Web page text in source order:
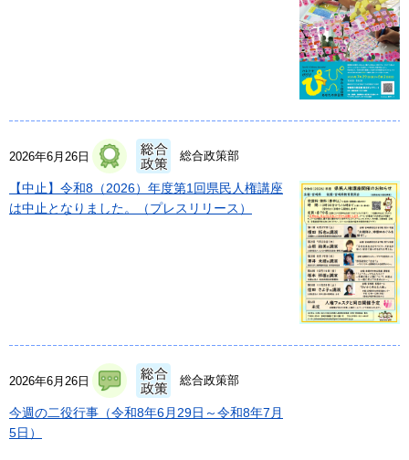
2026年6月26日 総合政策部
【中止】令和8（2026）年度第1回県民人権講座
は中止となりました。（プレスリリース）
2026年6月26日 総合政策部
今週の二役行事（令和8年6月29日～令和8年7月
5日）